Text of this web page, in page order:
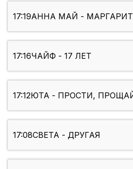
17:19АННА МАЙ -
17:16ЧАЙФ - 17 ЛЕТ
17:12ЮТА - ПРОСТИ, ПРОЩАЙ
17:08СВЕТА - ДРУГАЯ